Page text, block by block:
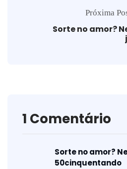
Próxima
Sorte no amor?
1 Comentário
Sorte no amor?
50cinquentando